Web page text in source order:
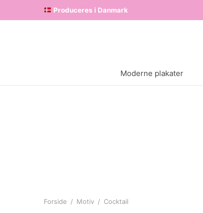
Produceres i Danmark
Moderne plakater
Forside / Motiv / Cocktail